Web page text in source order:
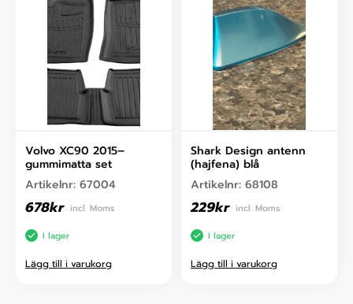
Volvo XC90 2015–
gummimatta set
Artikelnr: 67004
678kr incl. Moms
I lager
Lägg till i varukorg
Shark Design antenn
(hajfena) blå
Artikelnr: 68108
229kr incl. Moms
I lager
Lägg till i varukorg